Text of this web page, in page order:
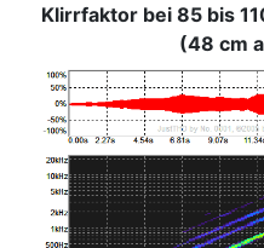
Klirrfaktor bei 85 bis
(48 cm